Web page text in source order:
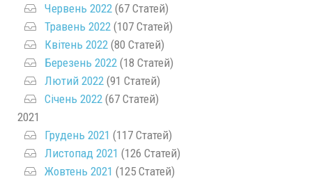
Червень 2022 (67 Статей)
Травень 2022 (107 Статей)
Квітень 2022 (80 Статей)
Березень 2022 (18 Статей)
Лютий 2022 (91 Статей)
Січень 2022 (67 Статей)
2021
Грудень 2021 (117 Статей)
Листопад 2021 (126 Статей)
Жовтень 2021 (125 Статей)